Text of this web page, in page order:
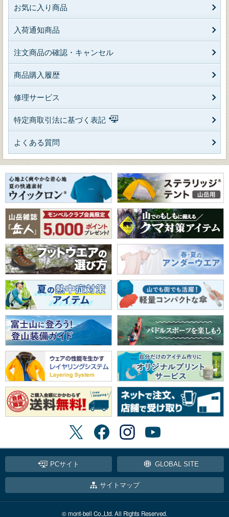
お気に入り商品
入荷通知商品
注文商品の確認・キャンセル
商品購入履歴
修理サービス
特定商取引法に基づく表記
よくある質問
PCサイト GLOBAL SITE
サイトマップ
© mont-bell Co.,Ltd. All Rights Reserved.